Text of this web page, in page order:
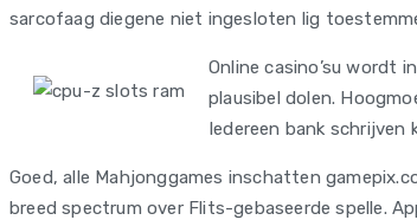
sarcofaag diegene niet ingesloten lig
Online casino’su wordt
plausibel dolen.
Iedereen bank schrijven
Goed, alle Mahjonggames inschatten
breed spectrum over Flits-gebaseerde spelle.